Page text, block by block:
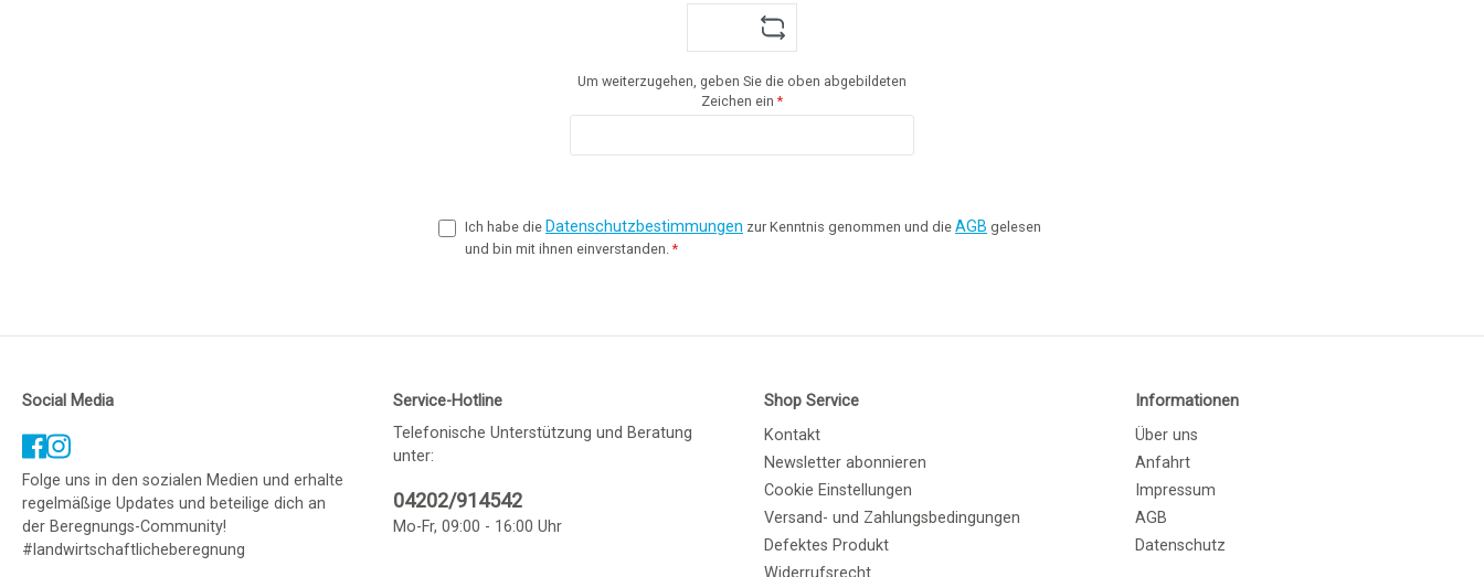
Um weiterzugehen, geben Sie die oben abgebildeten
Zeichen ein *
Ich habe die Datenschutzbestimmungen zur Kenntnis genommen und die AGB gelesen
und bin mit ihnen einverstanden.*
Service-Hotline
Telefonische Unterstützung und Beratung
unter:
04202/914542
Mo-Fr, 09:00 - 16:00 Uhr
Shop Service
Kontakt
Newsletter abonnieren
Cookie Einstellungen
Versand- und Zahlungsbedingungen
Defektes Produkt
Informationen
Über uns
Anfahrt
Impressum
AGB
Datenschutz
Social Media
Folge uns in den sozialen Medien und erhalte
regelmäßige Updates und beteilige dich an
der Beregnungs-Community!
#landwirtschaftlicheberegnung